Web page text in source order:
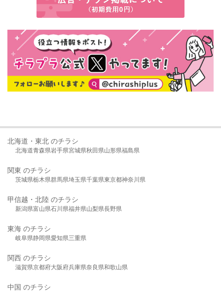
北海道・東北 のチラシ
北海道青森県岩手県宮城県秋田県山形県福島県
関東 のチラシ
茨城県栃木県群馬県埼玉県千葉県東京都神奈川県
甲信越・北陸 のチラシ
新潟県富山県石川県福井県山梨県長野県
東海 のチラシ
岐阜県静岡県愛知県三重県
関西 のチラシ
滋賀県京都府大阪府兵庫県奈良県和歌山県
中国 のチラシ